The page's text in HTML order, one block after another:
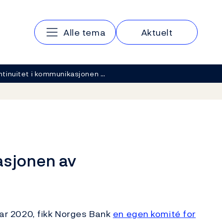
Hovedmeny
Alle tema Aktuelt
i kommunikasjonen …
av
2020, fikk Norges Bank en egen komité for